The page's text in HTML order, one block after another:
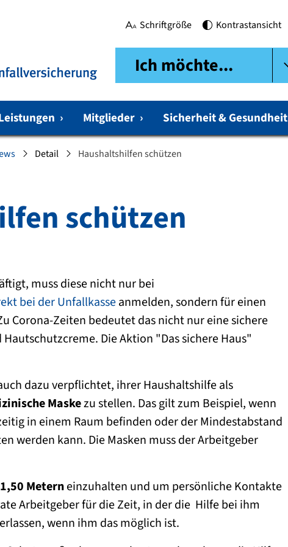
Schriftgröße Kontrastansicht
Ich möchte...
› Mitglieder › Sicherheit & Gesundheit
Detail Haushaltshilfen schützen
schützen
muss diese nicht nur bei
bei der Unfallkasseanmelden, sondern für einen
Corona-Zeiten bedeutet das nicht nur eine sichere
Die Aktion "Das sichere Haus"
dazu verpflichtet, ihrer Haushaltshilfe als
Maskezu stellen. Das gilt zum Beispiel, wenn
in einem Raum befinden oder der Mindestabstand
werden kann. Die Masken muss der Arbeitgeber
Meterneinzuhalten und um persönliche Kontakte
Arbeitgeber für die Zeit, in der die Hilfe bei ihm
wenn ihm das möglich ist.